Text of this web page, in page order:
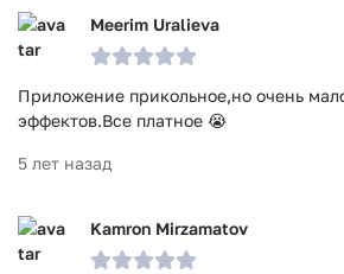
Meerim Uralieva
Приложение прикольное,но очень
эффектов.Все платное 😭
5 лет назад
Kamron Mirzamatov